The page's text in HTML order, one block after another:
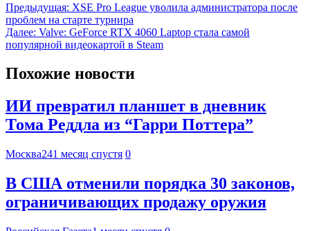
Предыдущая: XSE Pro League уволила администратора после
проблем на старте турнира
Далее: Valve: GeForce RTX 4060 Laptop стала самой
популярной видеокартой в Steam
Похожие новости
ИИ превратил планшет в дневник
Тома Реддла из “Гарри Поттера”
Москва241 месяц спустя 0
В США отменили порядка 30 законов,
ограничивающих продажу оружия